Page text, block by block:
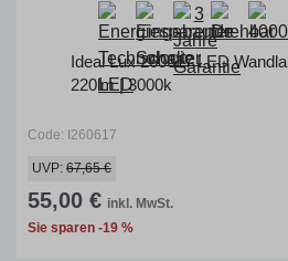
Ideal Lux 260617 LED
220lm | 3000k
Code: I260617
UVP: 67,65 €
55,00 € inkl. MwSt.
Sie sparen -19 %